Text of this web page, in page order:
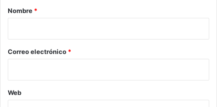
r
*
Nombre *
Correo electrónico *
Web